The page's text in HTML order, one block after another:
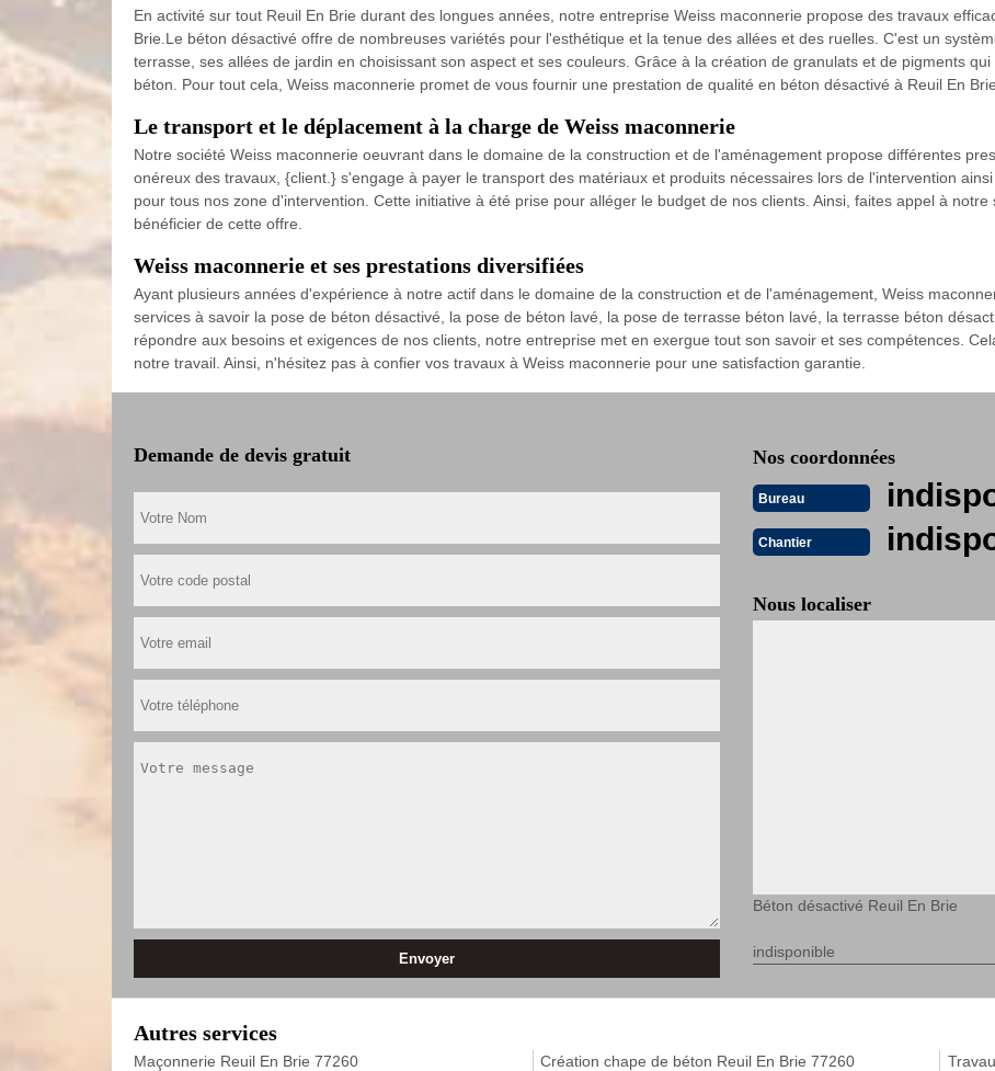
En activité sur tout Reuil En Brie durant des longues années, notre entreprise Weiss maconnerie propose des travaux
Brie.Le béton désactivé offre de nombreuses variétés pour l'esthétique et la tenue des allées et des ruelles. C'est un
terrasse, ses allées de jardin en choisissant son aspect et ses couleurs. Grâce à la création de granulats et de pigments
béton. Pour tout cela, Weiss maconnerie promet de vous fournir une prestation de qualité en béton désactivé à Reuil En Brie.
Le transport et le déplacement à la charge de Weiss maconnerie
Notre société Weiss maconnerie oeuvrant dans le domaine de la construction et de l'aménagement propose différentes
onéreux des travaux, {client.} s'engage à payer le transport des matériaux et produits nécessaires lors de l'intervention
pour tous nos zone d'intervention. Cette initiative à été prise pour alléger le budget de nos clients. Ainsi, faites appel à
bénéficier de cette offre.
Weiss maconnerie et ses prestations diversifiées
Ayant plusieurs années d'expérience à notre actif dans le domaine de la construction et de l'aménagement, Weiss
services à savoir la pose de béton désactivé, la pose de béton lavé, la pose de terrasse béton lavé, la terrasse béton
répondre aux besoins et exigences de nos clients, notre entreprise met en exergue tout son savoir et ses compétences.
notre travail. Ainsi, n'hésitez pas à confier vos travaux à Weiss maconnerie pour une satisfaction garantie.
Demande de devis gratuit Nos coordonnées
Bureau
Chantier
Nous localiser
Béton désactivé Reuil En Brie
indisponible
Autres services
Maçonnerie Reuil En Brie 77260 Création chape de béton Reuil En Brie 77260